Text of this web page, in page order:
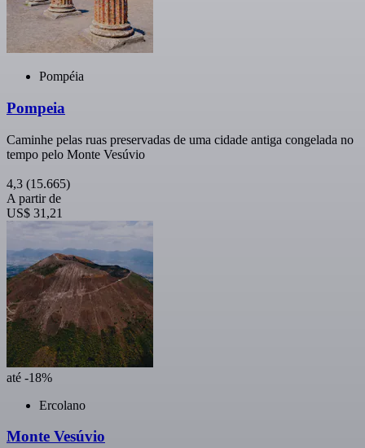
Pompéia
Pompeia
Caminhe pelas ruas preservadas de uma cidade antiga congelada no
tempo pelo Monte Vesúvio
4,3 (15.665)
A partir de
US$ 31,21
até -18%
Ercolano
Monte Vesúvio